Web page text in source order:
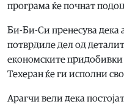
програма ќе почнат
Би-Би-Си пренесува
потврдиле дел од
економските придобивки
Техеран ќе ги исполни
Арагчи вели дека